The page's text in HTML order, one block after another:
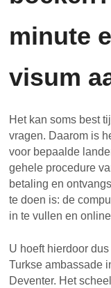
minute
visum
Het kan soms best
vragen. Daarom is
voor bepaalde
gehele procedure
betaling en
te doen is: de
in te vullen en
U hoeft hierdoor
Turkse ambassade
Deventer. Het